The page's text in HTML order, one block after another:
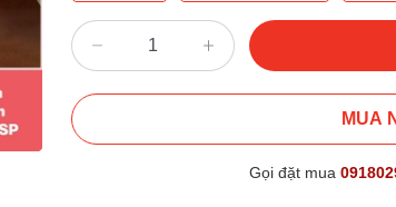
MUA
Gọi đặt mua